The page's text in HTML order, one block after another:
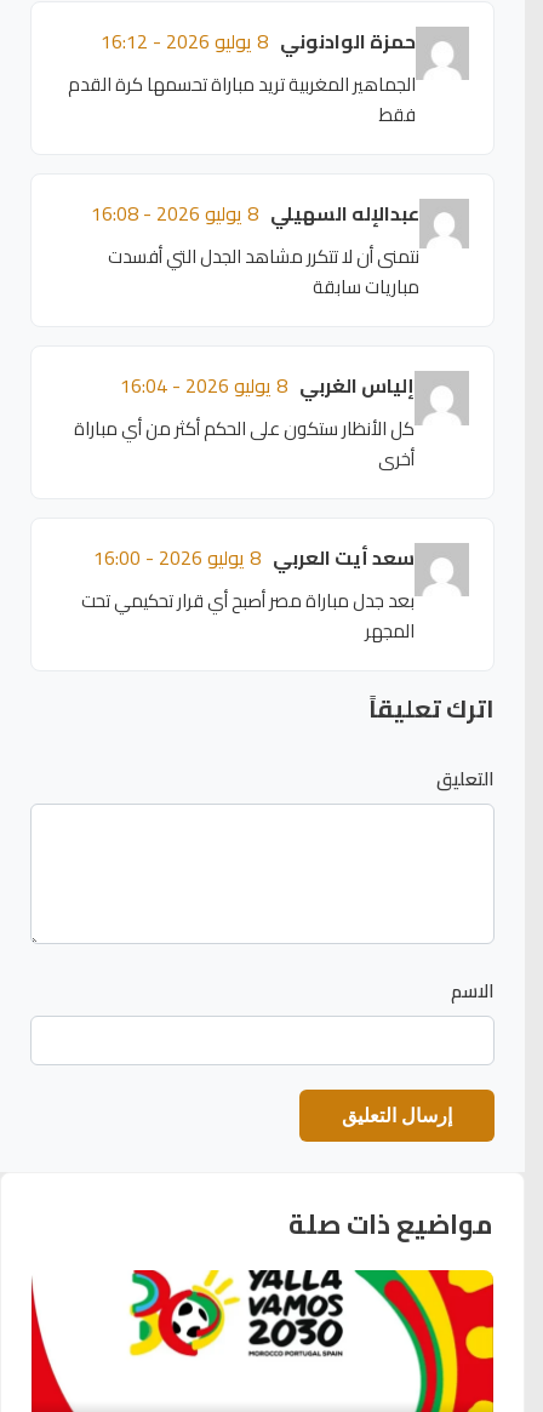
حمزة الوادنوني 8 يوليو 2026 - 16:12
الجماهير المغربية تريد مباراة تحسمها كرة القدم
فقط
عبدالإله السهيلي 8 يوليو 2026 - 16:08
نتمنى أن لا تتكرر مشاهد الجدل التي أفسدت
مباريات سابقة
إلياس الغربي 8 يوليو 2026 - 16:04
كل الأنظار ستكون على الحكم أكثر من أي مباراة
أخرى
سعد أيت العربي 8 يوليو 2026 - 16:00
بعد جدل مباراة مصر أصبح أي قرار تحكيمي تحت
المجهر
اترك تعليقاً
التعليق
الاسم
مواضيع ذات صلة